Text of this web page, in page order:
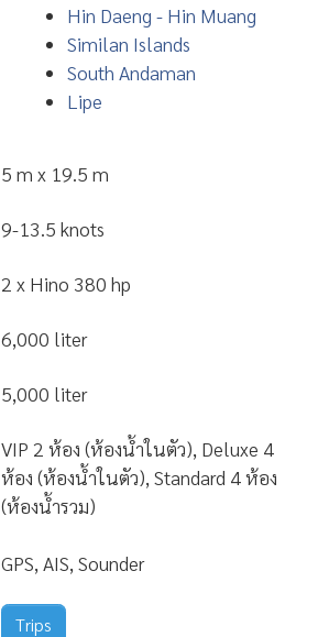
Hin Daeng - Hin Muang
Similan Islands
South Andaman
Lipe
5 m x 19.5 m
9-13.5 knots
2 x Hino 380 hp
6,000 liter
5,000 liter
VIP 2 ห้อง (ห้องน้ำในตัว), Deluxe 4
ห้อง (ห้องน้ำในตัว), Standard 4 ห้อง
(ห้องน้ำรวม)
GPS, AIS, Sounder
Trips